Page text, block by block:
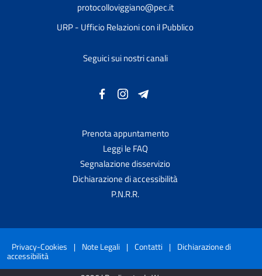
protocolloviggiano@pec.it
URP - Ufficio Relazioni con il Pubblico
Seguici sui nostri canali
Prenota appuntamento
Leggi le FAQ
Segnalazione disservizio
Dichiarazione di accessibilità
P.N.R.R.
Privacy-Cookies | Note Legali | Contatti | Dichiarazione di
accessibilità